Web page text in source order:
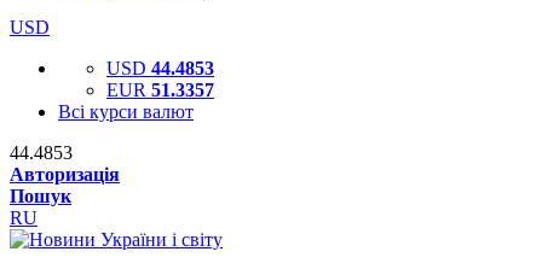
USD
USD 44.4853
EUR 51.3357
Всі курси валют
44.4853
Авторизація
Пошук
RU